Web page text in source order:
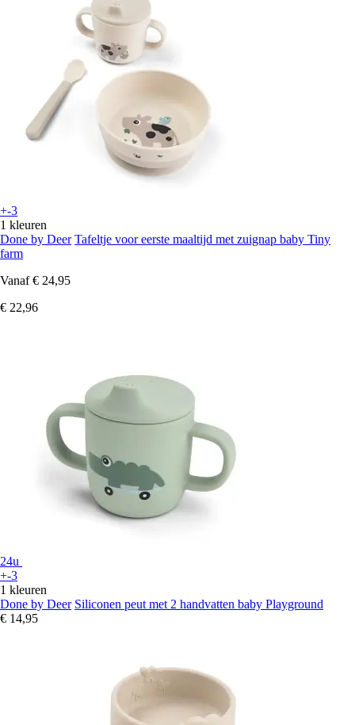
+-3
1 kleuren
Done by Deer Tafeltje voor eerste maaltijd met zuignap baby Tiny
farm
Vanaf € 24,95
€ 22,96
24u
+-3
1 kleuren
Done by Deer Siliconen peut met 2 handvatten baby Playground
€ 14,95